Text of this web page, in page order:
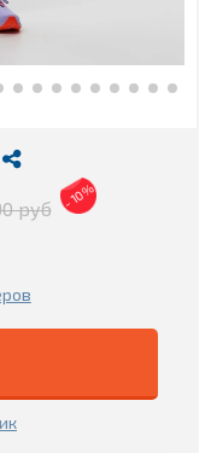
руб - 10%